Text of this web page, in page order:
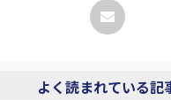
よく読まれている記